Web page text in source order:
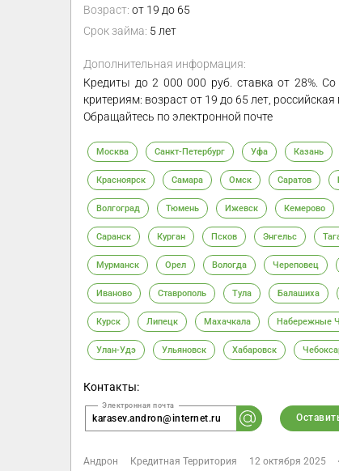
Возраст: от 19 до 65
Срок займа: 5 лет
Дополнительная информация:
Кредиты до 2 000 000 руб. ставка от 28%.
критериям: возраст от 19 до 65 лет,
Обращайтесь по электронной почте
Москва Санкт-Петербург Уфа Казань
Красноярск Самара Омск Саратов
Волгоград Тюмень Ижевск Кемерово
Саранск Курган Псков Энгельс
Мурманск Орел Вологда Череповец
Иваново Ставрополь Тула Балашиха
Курск Липецк Махачкала Набережные
Улан-Удэ Ульяновск Хабаровск
Контакты:
karasev.andron@internet.ru
Андрон Кредитная Территория 12 октября 2025